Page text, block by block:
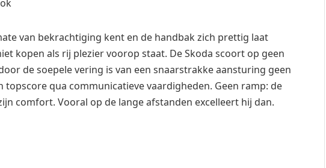
van bekrachtiging kent en de handbak zich prettig laat
kopen als rij plezier voorop staat. De Skoda scoort op geen
de soepele vering is van een snaarstrakke aansturing geen
qua communicatieve vaardigheden. Geen ramp: de
comfort. Vooral op de lange afstanden excelleert hij dan.